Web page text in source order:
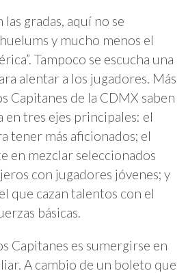
gradas, aquí no se
y mucho menos el
Tampoco se escucha una
alentar a los jugadores. Más
Capitanes de la CDMX saben
en tres ejes principales: el
tener más aficionados; el
en mezclar seleccionados
con jugadores jóvenes; y
que cazan talentos con el
básicas.
Capitanes es sumergirse en
A cambio de un boleto que